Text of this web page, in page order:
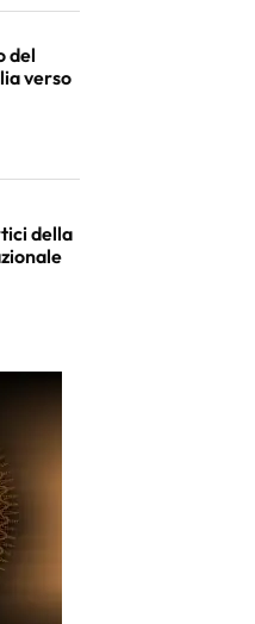
del
verso
della